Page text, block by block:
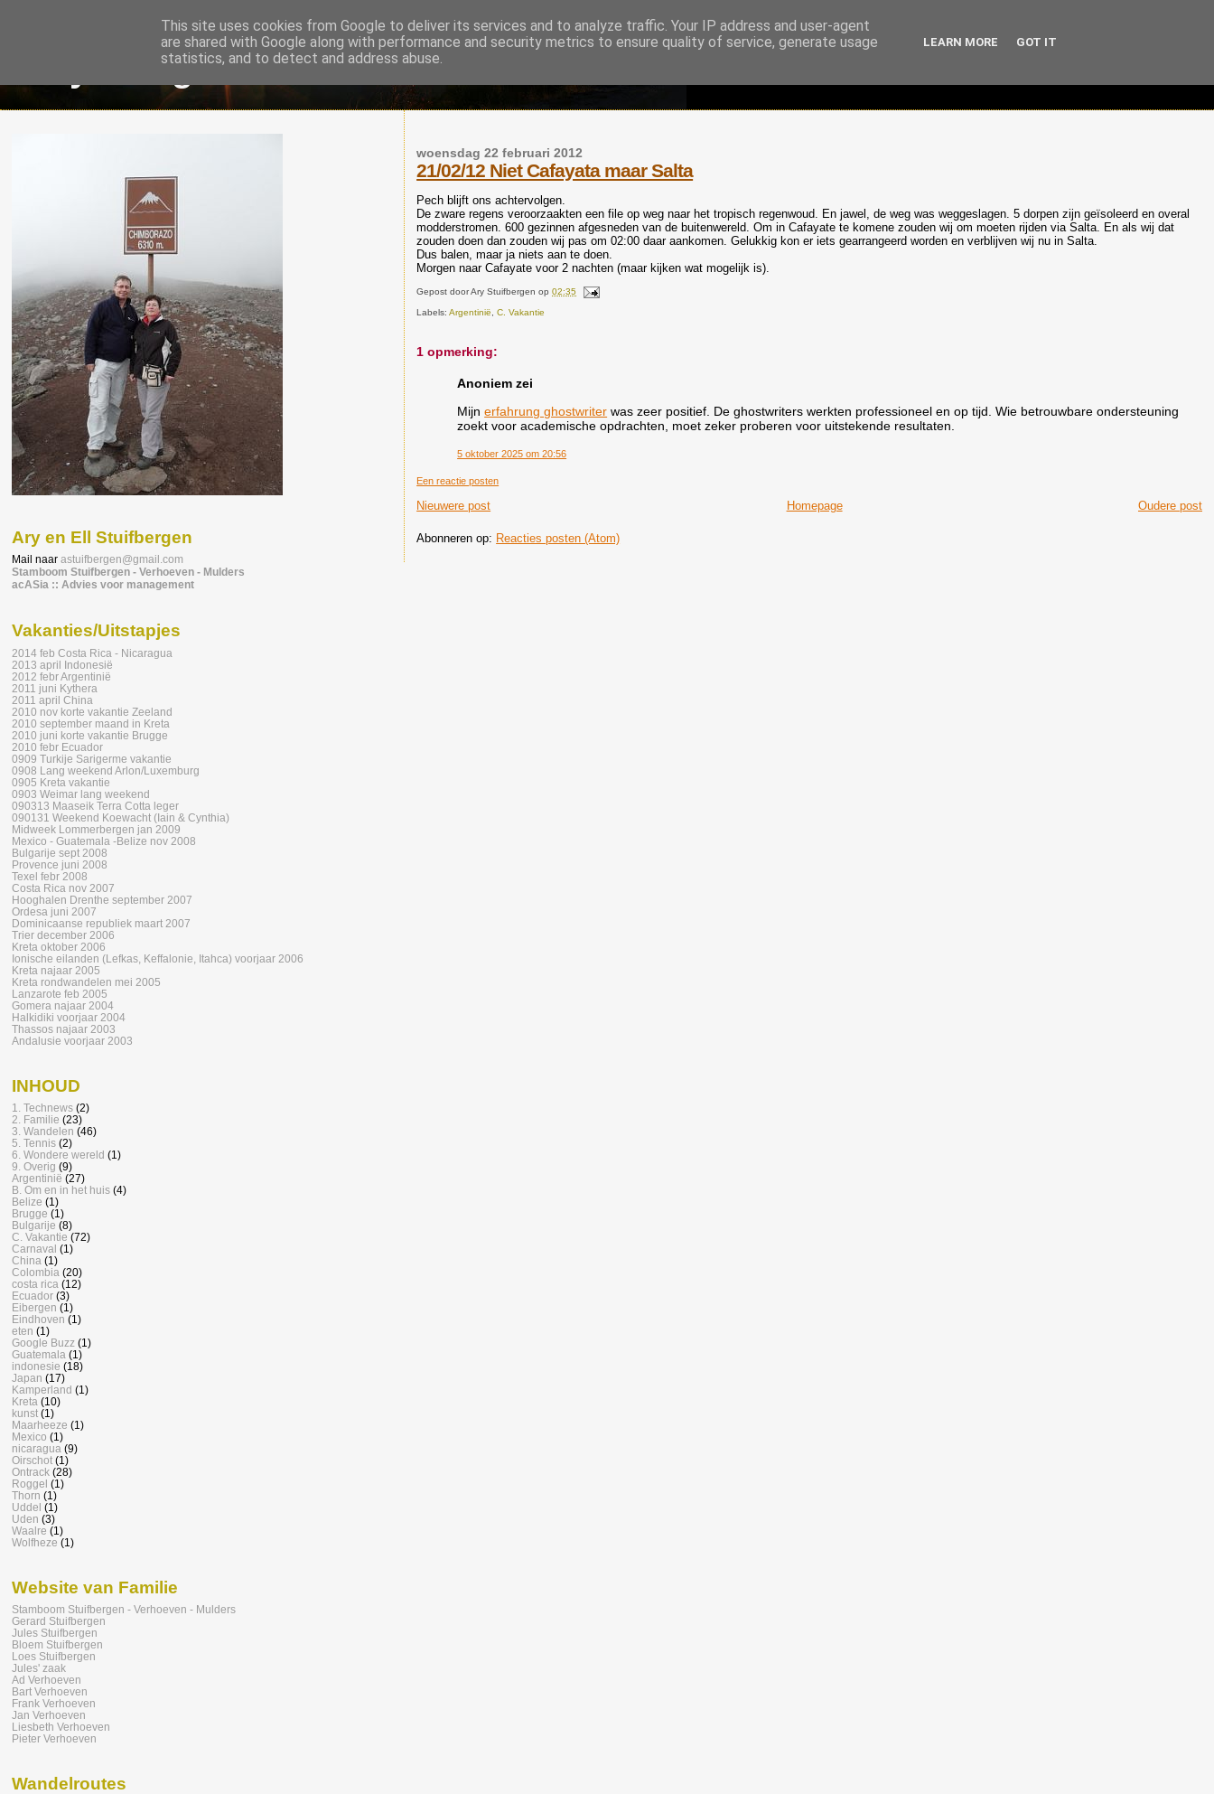
Ary's Blog
woensdag 22 februari 2012
21/02/12 Niet Cafayata maar Salta
Pech blijft ons achtervolgen.
De zware regens veroorzaakten een file op weg naar het tropisch regenwoud. En jawel, de weg was weggeslagen. 5 dorpen zijn geïsoleerd en overal
modderstromen. 600 gezinnen afgesneden van de buitenwereld. Om in Cafayate te komene zouden wij om moeten rijden via Salta. En als wij dat
zouden doen dan zouden wij pas om 02:00 daar aankomen. Gelukkig kon er iets gearrangeerd worden en verblijven wij nu in Salta.
Dus balen, maar ja niets aan te doen.
Morgen naar Cafayate voor 2 nachten (maar kijken wat mogelijk is).
Gepost doorAry Stuifbergen op02:35
Labels:Argentinië,C. Vakantie
1 opmerking:
Anoniem zei
Mijnerfahrung ghostwriter was zeer positief. De ghostwriters werkten professioneel en op tijd. Wie betrouwbare ondersteuning
zoekt voor academische opdrachten, moet zeker proberen voor uitstekende resultaten.
5 oktober 2025 om 20:56
Een reactie posten
Nieuwere post Oudere post
Homepage
Abonneren op: Reacties posten (Atom)
Ary en Ell Stuifbergen
Mail naar astuifbergen@gmail.com
Stamboom Stuifbergen - Verhoeven - Mulders
acASia :: Advies voor management
Vakanties/Uitstapjes
2014 feb Costa Rica - Nicaragua
2013 april Indonesië
2012 febr Argentinië
2011 juni Kythera
2011 april China
2010 nov korte vakantie Zeeland
2010 september maand in Kreta
2010 juni korte vakantie Brugge
2010 febr Ecuador
0909 Turkije Sarigerme vakantie
0908 Lang weekend Arlon/Luxemburg
0905 Kreta vakantie
0903 Weimar lang weekend
090313 Maaseik Terra Cotta leger
090131 Weekend Koewacht (Iain & Cynthia)
Midweek Lommerbergen jan 2009
Mexico - Guatemala -Belize nov 2008
Bulgarije sept 2008
Provence juni 2008
Texel febr 2008
Costa Rica nov 2007
Hooghalen Drenthe september 2007
Ordesa juni 2007
Dominicaanse republiek maart 2007
Trier december 2006
Kreta oktober 2006
Ionische eilanden (Lefkas, Keffalonie, Itahca) voorjaar 2006
Kreta najaar 2005
Kreta rondwandelen mei 2005
Lanzarote feb 2005
Gomera najaar 2004
Halkidiki voorjaar 2004
Thassos najaar 2003
Andalusie voorjaar 2003
INHOUD
1. Technews (2)
2. Familie (23)
3. Wandelen (46)
5. Tennis (2)
6. Wondere wereld (1)
9. Overig (9)
Argentinië (27)
B. Om en in het huis (4)
Belize (1)
Brugge (1)
Bulgarije (8)
C. Vakantie (72)
Carnaval (1)
China (1)
Colombia (20)
costa rica (12)
Ecuador (3)
Eibergen (1)
Eindhoven (1)
eten (1)
Google Buzz (1)
Guatemala (1)
indonesie (18)
Japan (17)
Kamperland (1)
Kreta (10)
kunst (1)
Maarheeze (1)
Mexico (1)
nicaragua (9)
Oirschot (1)
Ontrack (28)
Roggel (1)
Thorn (1)
Uddel (1)
Uden (3)
Waalre (1)
Wolfheze (1)
Website van Familie
Stamboom Stuifbergen - Verhoeven - Mulders
Gerard Stuifbergen
Jules Stuifbergen
Bloem Stuifbergen
Loes Stuifbergen
Jules' zaak
Ad Verhoeven
Bart Verhoeven
Frank Verhoeven
Jan Verhoeven
Liesbeth Verhoeven
Pieter Verhoeven
Wandelroutes
This site uses cookies from Google to deliver its services and to analyze traffic. Your IP address and user-agent
are shared with Google along with performance and security metrics to ensure quality of service, generate usage
statistics, and to detect and address abuse.
LEARN MORE GOT IT